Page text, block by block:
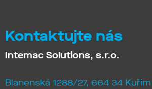
Kontaktujte nás
Intemac Solutions, s.r.o.
Blanenská 1288/27, 664 34 Kuřim